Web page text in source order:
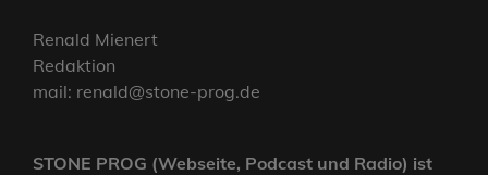
Renald Mienert
Redaktion
mail: renald@stone-prog.de
STONE PROG (Webseite, Podcast und Radio) ist